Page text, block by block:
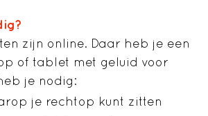
zijn online. Daar heb je een
of tablet met geluid voor
je nodig:
je rechtop kunt zitten